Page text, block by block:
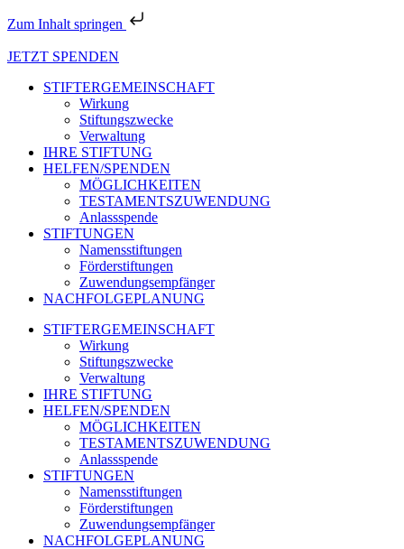
Zum Inhalt springen
JETZT SPENDEN
STIFTERGEMEINSCHAFT
Wirkung
Stiftungszwecke
Verwaltung
IHRE STIFTUNG
HELFEN/SPENDEN
MÖGLICHKEITEN
TESTAMENTSZUWENDUNG
Anlassspende
STIFTUNGEN
Namensstiftungen
Förderstiftungen
Zuwendungsempfänger
NACHFOLGEPLANUNG
STIFTERGEMEINSCHAFT
Wirkung
Stiftungszwecke
Verwaltung
IHRE STIFTUNG
HELFEN/SPENDEN
MÖGLICHKEITEN
TESTAMENTSZUWENDUNG
Anlassspende
STIFTUNGEN
Namensstiftungen
Förderstiftungen
Zuwendungsempfänger
NACHFOLGEPLANUNG